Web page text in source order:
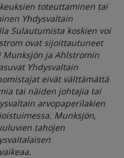
toteuttaminen tai
Yhdysvaltain
Sulautumista koskien voi
ovat sijoittautuneet
Munksjön ja Ahlstromin
Yhdysvaltain
eivät välttämättä
tai näiden johtajia tai
arvopaperilakien
Munksjön,
tahojen